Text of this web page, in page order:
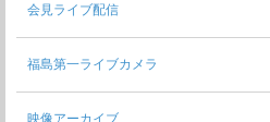
会見ライブ配信
福島第一ライブカメラ